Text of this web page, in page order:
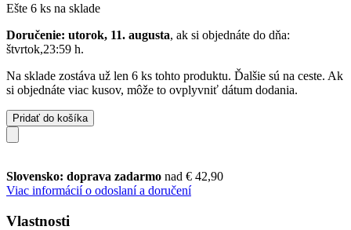
Ešte 6 ks na sklade
Doručenie: utorok, 11. augusta, ak si objednáte do dňa:
štvrtok,23:59 h.
Na sklade zostáva už len 6 ks tohto produktu. Ďalšie sú na ceste. Ak
si objednáte viac kusov, môže to ovplyvniť dátum dodania.
Pridať do košíka
Slovensko: doprava zadarmo nad € 42,90
Viac informácií o odoslaní a doručení
Vlastnosti